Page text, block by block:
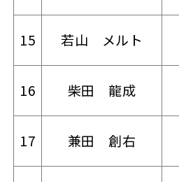
15 若山 メルト
16 柴田 龍成
17 兼田 創右